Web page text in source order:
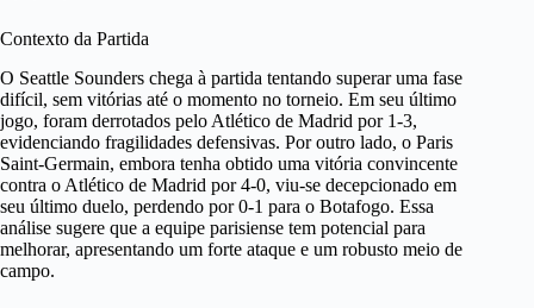
Contexto da Partida
O Seattle Sounders chega à partida tentando superar uma fase
difícil, sem vitórias até o momento no torneio. Em seu último
jogo, foram derrotados pelo Atlético de Madrid por 1-3,
evidenciando fragilidades defensivas. Por outro lado, o Paris
Saint-Germain, embora tenha obtido uma vitória convincente
contra o Atlético de Madrid por 4-0, viu-se decepcionado em
seu último duelo, perdendo por 0-1 para o Botafogo. Essa
análise sugere que a equipe parisiense tem potencial para
melhorar, apresentando um forte ataque e um robusto meio de
campo.